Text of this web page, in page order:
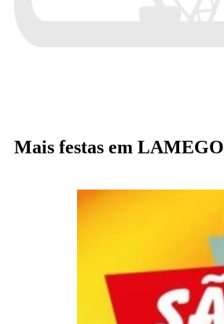
Mais festas em LAMEGO